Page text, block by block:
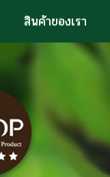
สินค้าของเรา